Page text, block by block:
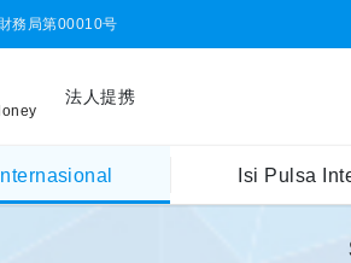
務局第00010号
法人提携
Isi Pulsa